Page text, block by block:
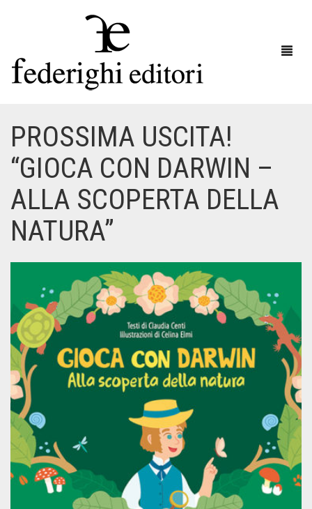
CATALOGO STAMPE D’ARTE
SCARICA CATALOGO
NEWS
CONTATTI
0
CART
PROSSIMA USCITA!
“GIOCA CON DARWIN –
ALLA SCOPERTA DELLA
NATURA”